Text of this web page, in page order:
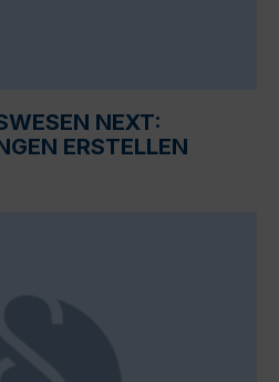
NEXT:
ERSTELLEN